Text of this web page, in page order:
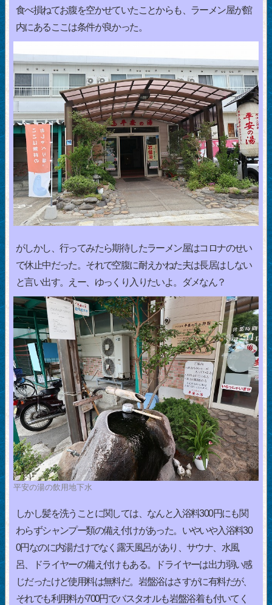
食べ損ねてお腹を空かせていたことからも、ラーメン屋が館
内にあるここは条件が良かった。
がしかし、行ってみたら期待したラーメン屋はコロナのせい
で休止中だった。それで空腹に耐えかねた夫は長居はしない
と言い出す。えー、ゆっくり入りたいよ。ダメなん？
平安の湯の飲用地下水
しかし髪を洗うことに関しては、なんと入浴料300円にも関
わらずシャンプー類の備え付けがあった。いやいや入浴料30
0円なのに内湯だけでなく露天風呂があり、サウナ、水風
呂、ドライヤーの備え付けもある。ドライヤーは出力弱い感
じだったけど使用料は無料だ。岩盤浴はさすがに有料だが、
それでも利用料が700円でバスタオルも岩盤浴着も付いてく